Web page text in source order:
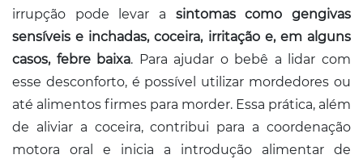
irrupção pode levar a sintomas como gengivas
sensíveis e inchadas, coceira, irritação e, em alguns
casos, febre baixa. Para ajudar o bebê a lidar com
esse desconforto, é possível utilizar mordedores ou
até alimentos firmes para morder. Essa prática, além
de aliviar a coceira, contribui para a coordenação
motora oral e inicia a introdução alimentar de